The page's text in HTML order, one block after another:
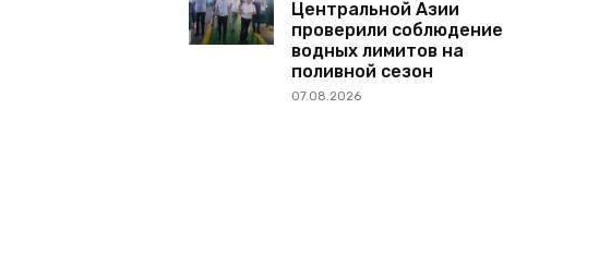
Центральной Азии
проверили соблюдение
водных лимитов на
поливной сезон
07.08.2026